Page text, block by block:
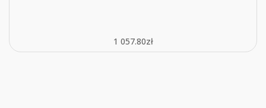
1 057.80zł